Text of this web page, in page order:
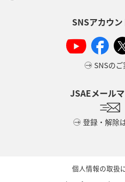
SNSアカウ
SNSの
JSAEメール
登録・解除
個人情報の取扱